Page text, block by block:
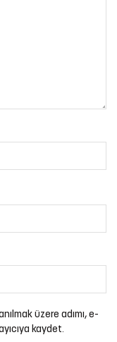
üzere adımı, e-
kaydet.